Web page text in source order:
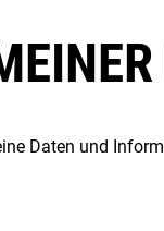
Daten und